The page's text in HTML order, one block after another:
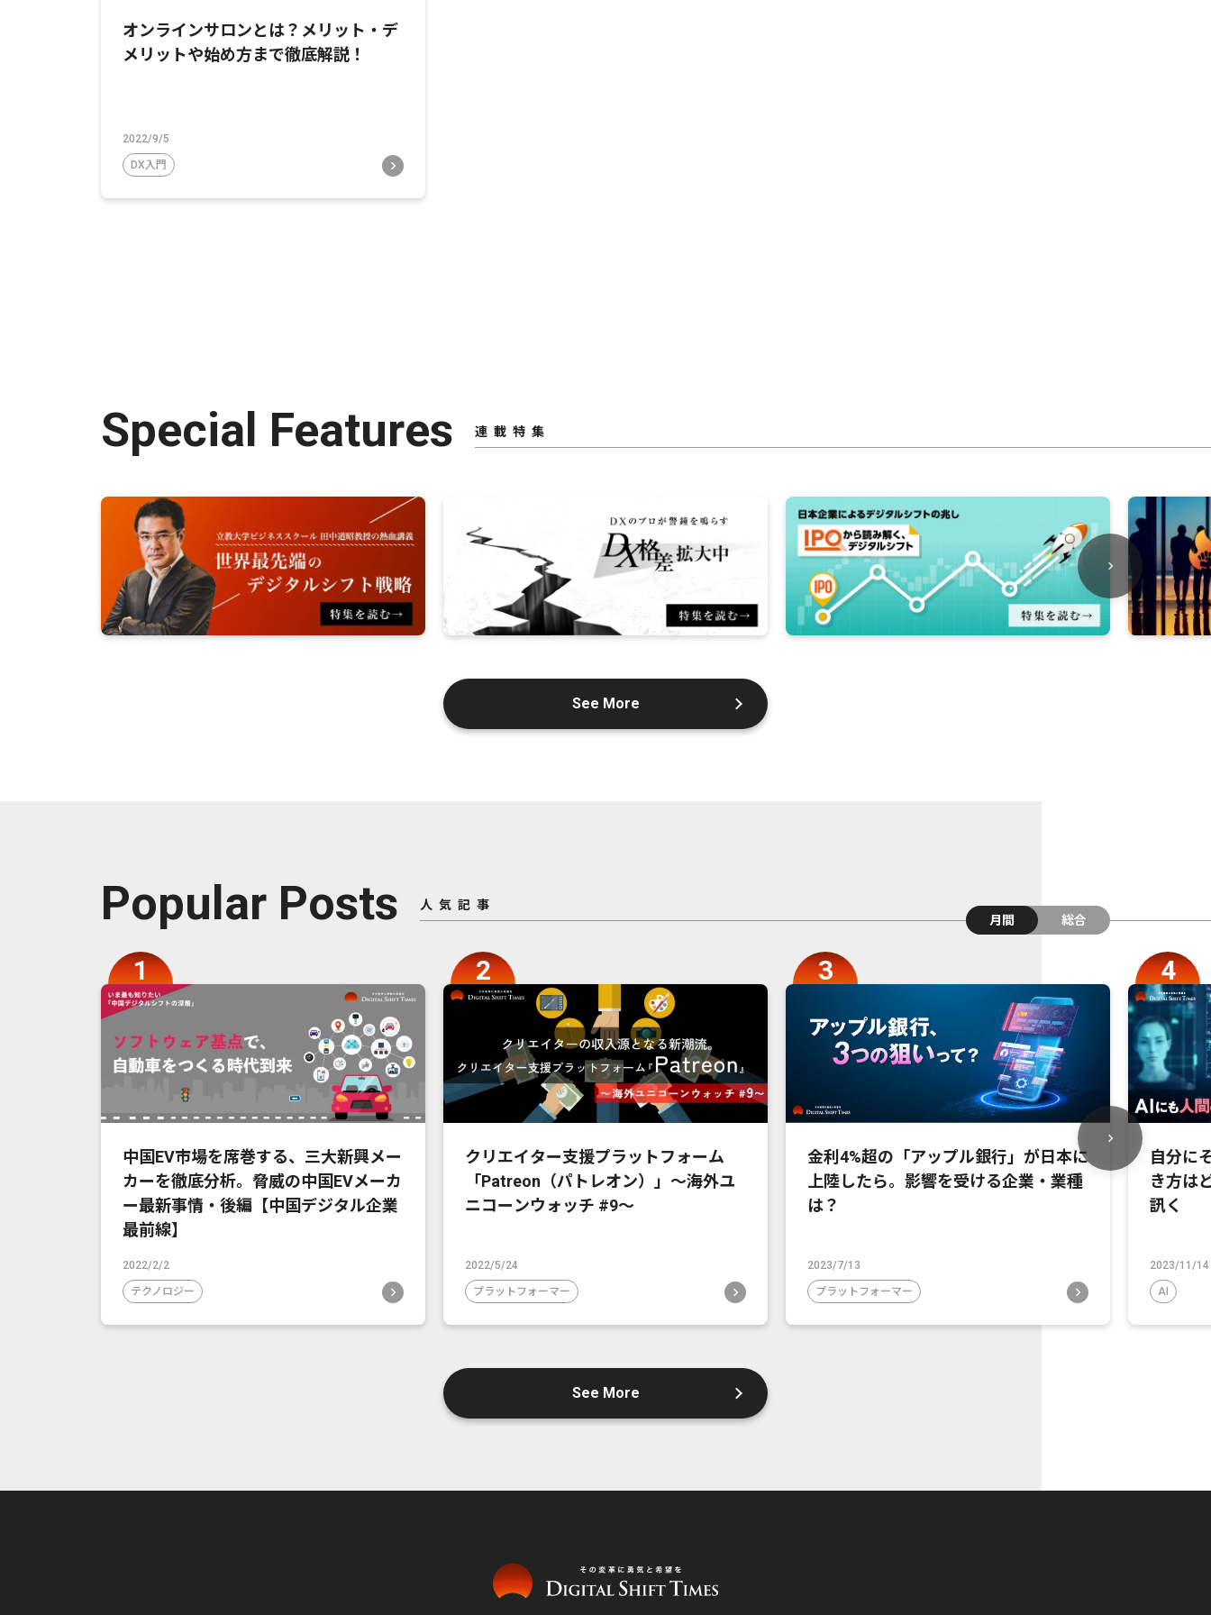
オンラインサロンとは？メリット・デ
メリットや始め方まで徹底解説！
2022/9/5
DX入門
Special Features 連載特集
See More
Popular Posts
人気記事
月間
総合
中国EV市場を席巻する、三大新興メー
カーを徹底分析。脅威の中国EVメーカ
ー最新事情・後編【中国デジタル企業
最前線】
2022/2/2
テクノロジー
クリエイター支援プラットフォーム
「Patreon（パトレオン）」〜海外ユ
ニコーンウォッチ #9〜
2022/5/24
プラットフォーマー
金利4%超の「アップル銀行」が日本に
上陸したら。影響を受ける企業・業種
は？
2023/7/13
プラットフォーマー
自分に
き方は
訊く
2023/11/14
AI
See More